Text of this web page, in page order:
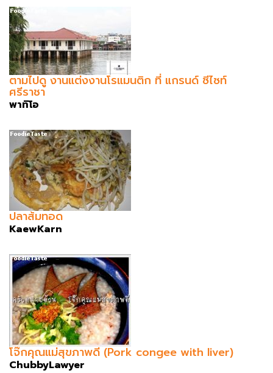
ตามไปดู งานแต่งงานโรแมนติก ที่ แกรนด์ ซีไซท์
ศรีราชา
พาทิโอ
ปลาส้มทอด
KaewKarn
โจ๊กคุณแม่สุขภาพดี (Pork congee with liver)
ChubbyLawyer